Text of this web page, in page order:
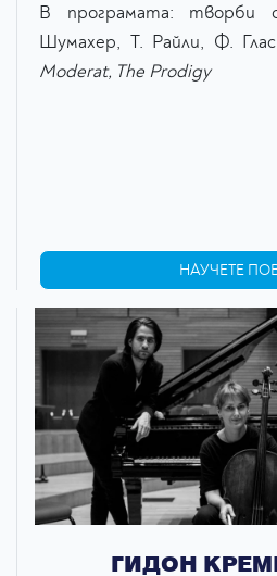
В програмата:
Шумахер, Т. Райли, Ф.
Moderat, The Prodigy
НАУЧЕТЕ
ГИДОН